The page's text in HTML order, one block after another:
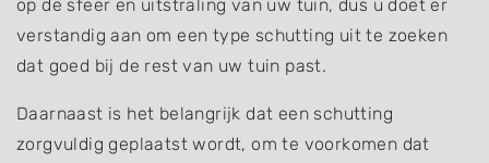
op de sfeer en uitstraling van uw tuin, dus u doet er
verstandig aan om een type schutting uit te zoeken
dat goed bij de rest van uw tuin past.
Daarnaast is het belangrijk dat een schutting
zorgvuldig geplaatst wordt, om te voorkomen dat